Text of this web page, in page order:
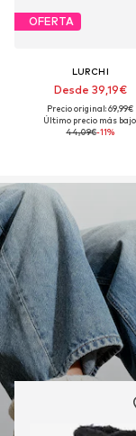
OFERTA
LURCHI
Desde 39,19€
Precio original: 69,99€
Último precio más bajo:
44,09€-11%